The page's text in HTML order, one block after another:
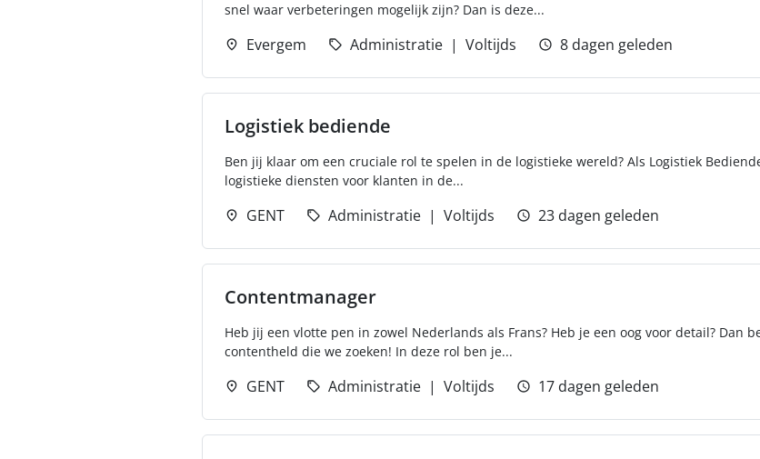
snel waar verbeteringen mogelijk zijn? Dan is deze...
Evergem Administratie Voltijds 8 dagen geleden
Logistiek bediende
Ben jij klaar om een cruciale rol te spelen in de logistieke wereld? Als Logistiek
logistieke diensten voor klanten in de...
GENT Administratie Voltijds 23 dagen geleden
Contentmanager
Heb jij een vlotte pen in zowel Nederlands als Frans? Heb je een oog voor detail? Dan
contentheld die we zoeken! In deze rol ben je...
GENT Administratie Voltijds 17 dagen geleden